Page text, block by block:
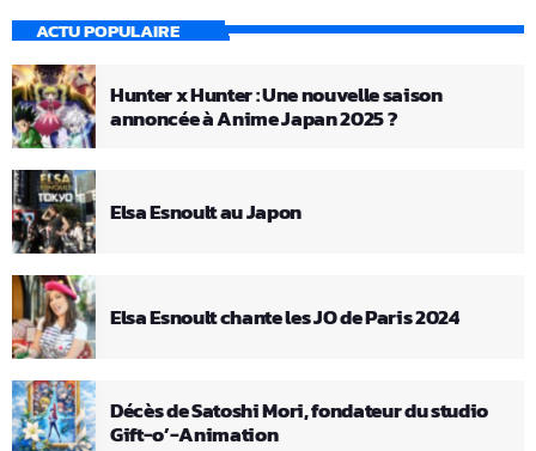
ACTU POPULAIRE
Hunter x Hunter : Une nouvelle saison
annoncée à Anime Japan 2025 ?
Elsa Esnoult au Japon
Elsa Esnoult chante les JO de Paris 2024
Décès de Satoshi Mori, fondateur du studio
Gift-o’-Animation